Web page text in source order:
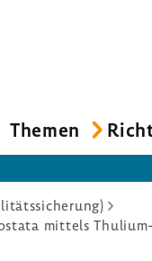
Themen
mittels